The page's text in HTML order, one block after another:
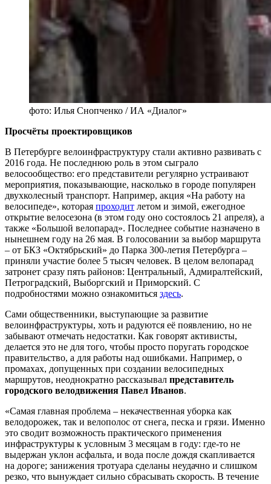
фото: Илья Снопченко / ИА «Диалог»
Просчёты проектировщиков
В Петербурге велоинфраструктуру стали активно развивать с
2016 года. Не последнюю роль в этом сыграло
велосообщество: его представители регулярно устраивают
мероприятия, показывающие, насколько в городе популярен
двухколесный транспорт. Например, акция «На работу на
велосипеде», которая проходит летом и зимой, ежегодное
открытие велосезона (в этом году оно состоялось 21 апреля), а
также «Большой велопарад». Последнее событие назначено в
нынешнем году на 26 мая. В голосовании за выбор маршрута
– от БКЗ «Октябрьский» до Парка 300-летия Петербурга –
приняли участие более 5 тысяч человек. В целом велопарад
затронет сразу пять районов: Центральный, Адмиралтейский,
Петроградский, Выборгский и Приморский. С
подробностями можно ознакомиться здесь.
Сами общественники, выступающие за развитие
велоинфраструктуры, хоть и радуются её появлению, но не
забывают отмечать недостатки. Как говорят активисты,
делается это не для того, чтобы просто поругать городское
правительство, а для работы над ошибками. Например, о
промахах, допущенных при создании велосипедных
маршрутов, неоднократно рассказывал представитель
городского велодвижения Павел Иванов.
«Самая главная проблема – некачественная уборка как
велодорожек, так и велополос от снега, песка и грязи. Именно
это сводит возможность практического применения
инфраструктуры к условным 3 месяцам в году: где-то не
выдержан уклон асфальта, и вода после дождя скапливается
на дороге; занижения тротуара сделаны неудачно и слишком
резко, что вынуждает сильно сбрасывать скорость. В течение